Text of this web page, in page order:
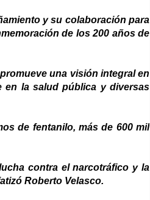
y su colaboración para
de los 200 años de
una visión integral en
en la salud pública y diversas
de fentanilo, más de 600 mil
contra el narcotráfico y la
Roberto Velasco.